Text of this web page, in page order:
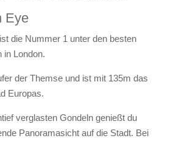
Eye
die Nummer 1 unter den besten
in London.
der Themse und ist mit 135m das
Europas.
verglasten Gondeln genießt du
Panoramasichtauf die Stadt. Bei